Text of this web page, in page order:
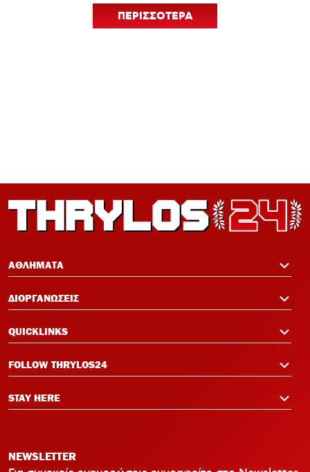
ΠΕΡΙΣΣΟΤΕΡΑ
ΑΘΛΗΜΑΤΑ
ΔΙΟΡΓΑΝΩΣΕΙΣ
QUICKLINKS
FOLLOW THRYLOS24
STAY HERE
NEWSLETTER